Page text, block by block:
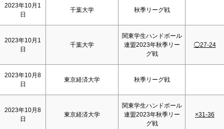
2023年10月1
日
千葉大学 秋季リーグ戦
2023年10月1
日
千葉大学
関東学生ハンドボール
連盟2023年秋季リー
グ戦
◯27-24
2023年10月8
日
東京経済大学 秋季リーグ戦
2023年10月8
日
東京経済大学
関東学生ハンドボール
連盟2023年秋季リー
グ戦
×31-36